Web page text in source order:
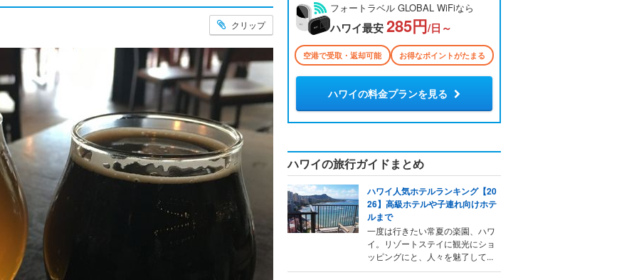
クリップ
フォートラベル GLOBAL WiFiなら
ハワイ最安285円/日～
空港で受取・返却可能 お得なポイントがたまる
ハワイの料金プランを見る
ハワイの旅行ガイドまとめ
ハワイ人気ホテルランキング【20
26】高級ホテルや子連れ向けホテ
ルまで
一度は行きたい常夏の楽園、ハワ
イ。リゾートステイに観光にショ
ッピングにと、人々を魅了して...